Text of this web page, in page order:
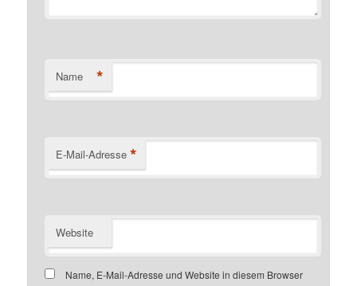
Name *
E-Mail-Adresse *
Website
Name, E-Mail-Adresse und Website in diesem Browser